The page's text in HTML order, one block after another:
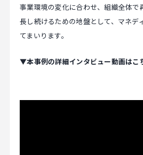
事業環境の変化に合わせ、組織全体で
長し続けるための地盤として、マネデ
てまいります。
▼本事例の詳細インタビュー動画はこ